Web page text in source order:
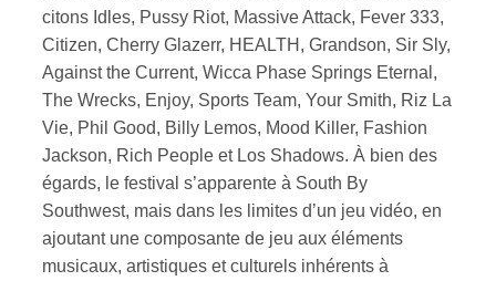
citons Idles, Pussy Riot, Massive Attack, Fever 333,
Citizen, Cherry Glazerr, HEALTH, Grandson, Sir Sly,
Against the Current, Wicca Phase Springs Eternal,
The Wrecks, Enjoy, Sports Team, Your Smith, Riz La
Vie, Phil Good, Billy Lemos, Mood Killer, Fashion
Jackson, Rich People et Los Shadows. À bien des
égards, le festival s’apparente à South By
Southwest, mais dans les limites d’un jeu vidéo, en
ajoutant une composante de jeu aux éléments
musicaux, artistiques et culturels inhérents à